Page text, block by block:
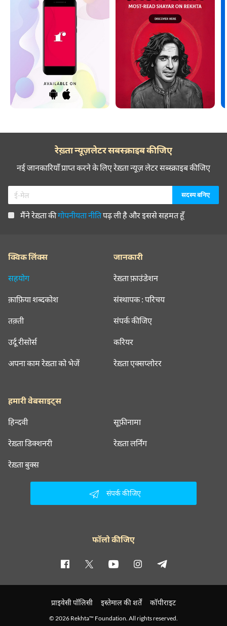
रेख़्ता न्यूज़लेटर सबस्क्राइब कीजिए
नई जानकारियाँ प्राप्त करने के लिए रेख़्ता न्यूज़ लेटर सब्स्क्राइब कीजिए
मैंने रेख़्ता कीगोपनीयता नीतिपढ़ ली है और इससे सहमत हूँ
क्विक लिंक्स
सहयोग
क़ाफ़िया शब्दकोश
तक़्ती
उर्दू रीसोर्स
अपना काम रेख़्ता को भेजें
जानकारी
रेख़्ता फ़ाउंडेशन
संस्थापक : परिचय
संपर्क कीजिए
करियर
रेख़्ता एक्सप्लोरर
हमारी वेबसाइट्स
हिन्दवी सूफ़ीनामा
रेख़्ता डिक्शनरी रेख़्ता लर्निंग
रेख़्ता बुक्स
संपर्क कीजिए
फॉलो कीजिए
प्राइवेसी पॉलिसी इस्तेमाल की शर्तें कॉपीराइट
© 2026 Rekhta™ Foundation. All rights reserved.